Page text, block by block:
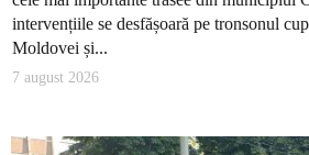
intervențiile se desfășoară pe tronsonul
Moldovei și...
7 august 2026